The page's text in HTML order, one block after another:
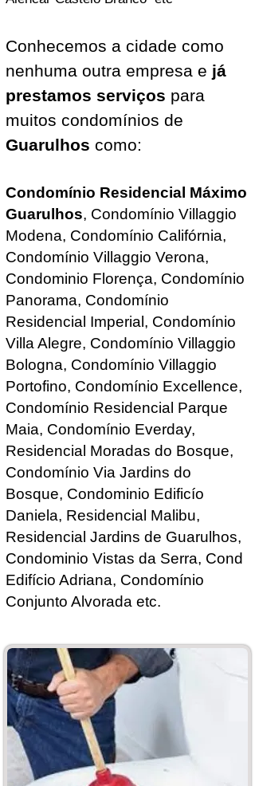
Conhecemos a cidade como
nenhuma outra empresa e já
prestamos serviços para
muitos condomínios de
Guarulhos como:
Condomínio Residencial Máximo
Guarulhos, Condomínio Villaggio
Modena, Condomínio Califórnia,
Condomínio Villaggio Verona,
Condominio Florença, Condomínio
Panorama, Condomínio
Residencial Imperial, Condomínio
Villa Alegre, Condomínio Villaggio
Bologna, Condomínio Villaggio
Portofino, Condomínio Excellence,
Condomínio Residencial Parque
Maia, Condomínio Everday,
Residencial Moradas do Bosque,
Condomínio Via Jardins do
Bosque, Condominio Edificío
Daniela, Residencial Malibu,
Residencial Jardins de Guarulhos,
Condominio Vistas da Serra, Cond
Edifício Adriana, Condomínio
Conjunto Alvorada etc.